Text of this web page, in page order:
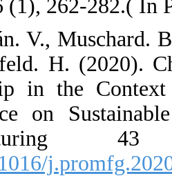
Journal. 6 (1),
9. Guzmán. V.,
& Rozenfeld.
Leadership in
Conference
[DOI:10.1016/